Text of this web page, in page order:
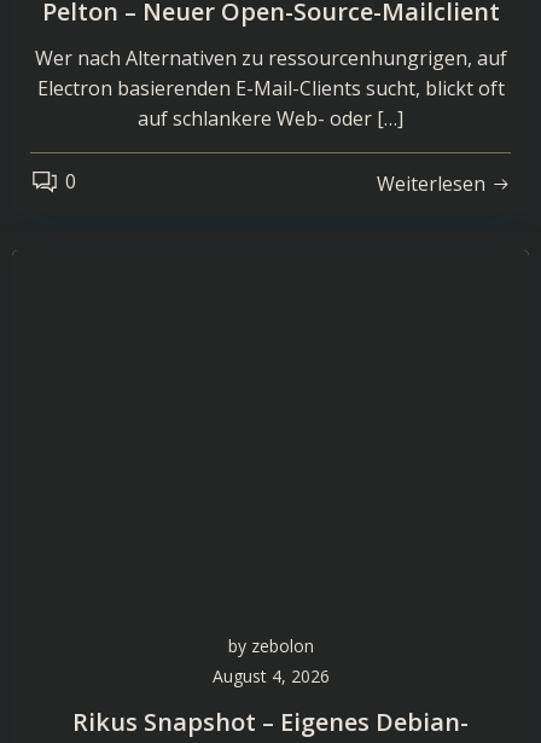
Pelton – Neuer Open-Source-Mailclient
Wer nach Alternativen zu ressourcenhungrigen, auf
Electron basierenden E-Mail-Clients sucht, blickt oft
auf schlankere Web- oder […]
0 Weiterlesen
by zebolon
August 4, 2026
Rikus Snapshot – Eigenes Debian-